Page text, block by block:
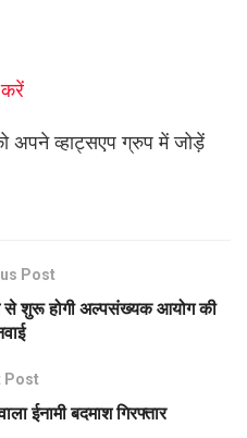
अपने व्हाट्सएप ग्रुप में जोड़ें
Post
से शुरू होगी अल्पसंख्यक आयोग की
Post
ईनामी बदमाश गिरफ्तार